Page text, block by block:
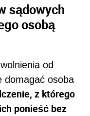
sądowych
osobą
od
domagać osoba
z którego
ponieść bez